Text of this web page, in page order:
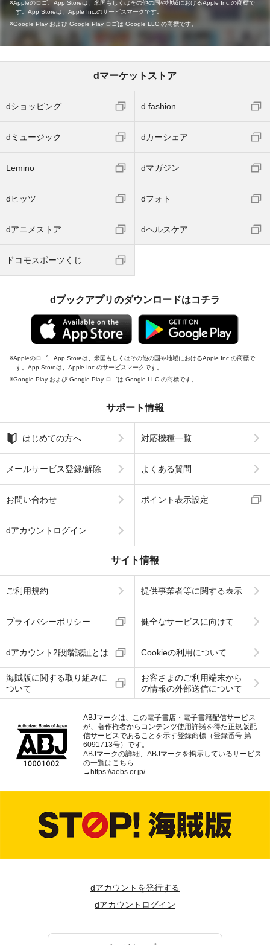
Appleのロゴ、App Storeは、米国もしくはその他の国や地域におけるApple Inc.の商標で
す。App Storeは、Apple Inc.のサービスマークです。
Google Play および Google Play ロゴは Google LLC の商標です。
dマーケットストア
dショッピング d fashion
dミュージック dカーシェア
Lemino dマガジン
dヒッツ dフォト
dアニメストア dヘルスケア
ドコモスポーツくじ
dブックアプリのダウンロードはコチラ
Appleのロゴ、App Storeは、米国もしくはその他の国や地域におけるApple Inc.の商標で
す。App Storeは、Apple Inc.のサービスマークです。
Google Play および Google Play ロゴは Google LLC の商標です。
サポート情報
はじめての方へ 対応機種一覧
メールサービス登録/解除 よくある質問
お問い合わせ ポイント表示設定
dアカウントログイン
サイト情報
ご利用規約 提供事業者等に関する表示
プライバシーポリシー 健全なサービスに向けて
dアカウント2段階認証とは Cookieの利用について
海賊版に関する取り組みに
ついて
お客さまのご利用端末から
の情報の外部送信について
ABJマークは、この電子書店・電子書籍配信サービス
が、著作権者からコンテンツ使用許諾を得た正規版配
信サービスであることを示す登録商標（登録番号 第
6091713号）です。
ABJマークの詳細、ABJマークを掲示しているサービス
の一覧はこちら
→ https://aebs.or.jp/
dアカウントを発行する
dアカウントログイン